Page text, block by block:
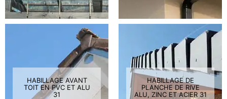
HABILLAGE AVANT
TOIT EN PVC ET ALU
31
HABILLAGE DE
PLANCHE DE RIVE
ALU, ZINC ET ACIER 31